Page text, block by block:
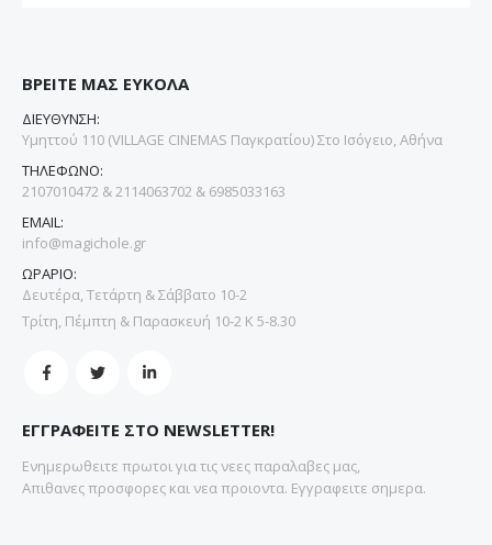
ΒΡΕΙΤΕ ΜΑΣ ΕΥΚΟΛΑ
ΔΙΕΥΘΥΝΣΗ:
Υμηττού 110 (VILLAGE CINEMAS Παγκρατίου) Στο Ισόγειο, Αθήνα
ΤΗΛΕΦΩΝΟ:
2107010472 & 2114063702 & 6985033163
EMAIL:
info@magichole.gr
ΩΡΑΡΙΟ:
Δευτέρα, Τετάρτη & Σάββατο 10-2
Τρίτη, Πέμπτη & Παρασκευή 10-2 Κ 5-8.30
ΕΓΓΡΑΦΕΙΤΕ ΣΤΟ NEWSLETTER!
Ενημερωθειτε πρωτοι για τις νεες παραλαβες μας,
Απιθανες προσφορες και νεα προιοντα. Εγγραφειτε σημερα.